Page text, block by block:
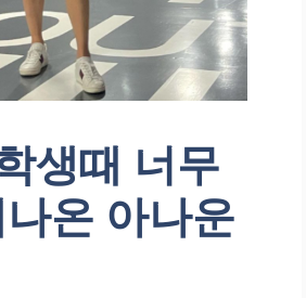
생때 너무
온 아나운